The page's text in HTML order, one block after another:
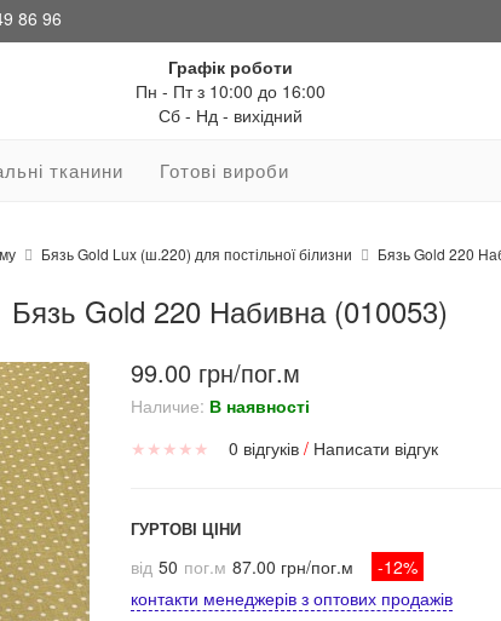
86 96
Графік роботи
Пн - Пт з 10:00 до 16:00
Сб - Нд - вихідний
тканини Готові вироби
Бязь Gold Lux (ш.220) для постільної білизни Бязь Gold 220
Бязь Gold 220 Набивна (010053)
99.00 грн/пог.м
Наличие: В наявності
★ ★ ★ ★ ★ 0 відгуків/ Написати відгук
ГУРТОВІ ЦІНИ
від 50 пог.м 87.00 грн/пог.м
-12%
контакти менеджерів з оптових продажів